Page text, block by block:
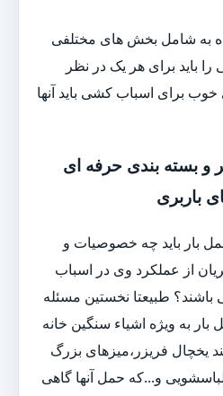
به شامل بخش های مختلفی
باید برای هر یک در نظر
برای اسباب کشی باید آنها
و بسته بندی حرفه ای
باربری
بار باید چه خصوصیات و
از عملکرد وی در اسباب
طبیعتا نخستین مسئله
به ویژه اشیاء سنگین خانه
یخچال فریزر،میزهای بزرگ
و...که حمل آنها گاهی